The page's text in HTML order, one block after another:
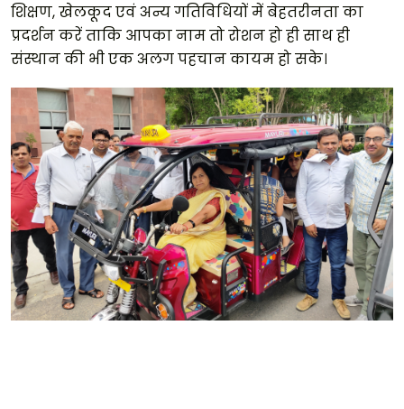
शिक्षण, खेलकूद एवं अन्य गतिविधियों में बेहतरीनता का
प्रदर्शन करें ताकि आपका नाम तो रोशन हो ही साथ ही
संस्थान की भी एक अलग पहचान कायम हो सके।